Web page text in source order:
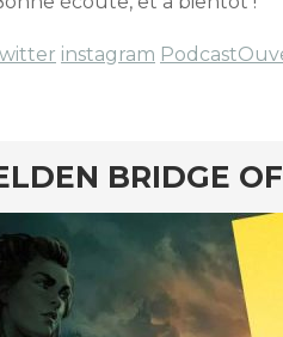
instagram
BRIDGE